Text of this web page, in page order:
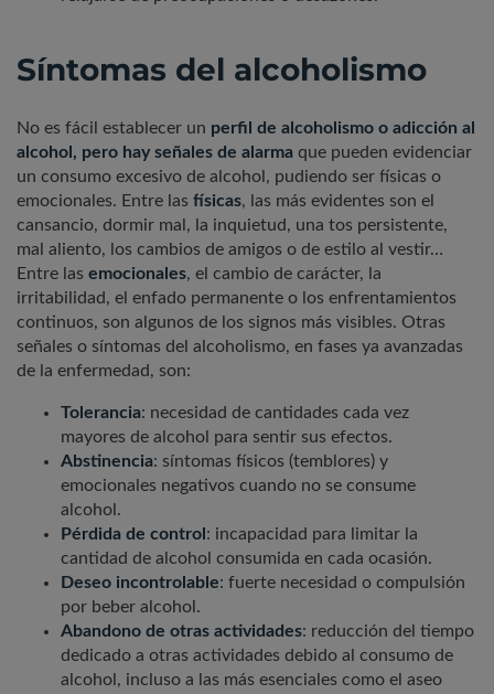
Síntomas del alcoholismo
No es fácil establecer un perfil de alcoholismo o adicción al
alcohol, pero hay señales de alarma que pueden evidenciar
un consumo excesivo de alcohol, pudiendo ser físicas o
emocionales. Entre las físicas, las más evidentes son el
cansancio, dormir mal, la inquietud, una tos persistente,
mal aliento, los cambios de amigos o de estilo al vestir…
Entre las emocionales, el cambio de carácter, la
irritabilidad, el enfado permanente o los enfrentamientos
continuos, son algunos de los signos más visibles. Otras
señales o síntomas del alcoholismo, en fases ya avanzadas
de la enfermedad, son:
Tolerancia: necesidad de cantidades cada vez
mayores de alcohol para sentir sus efectos.
Abstinencia: síntomas físicos (temblores) y
emocionales negativos cuando no se consume
alcohol.
Pérdida de control : incapacidad para limitar la
cantidad de alcohol consumida en cada ocasión.
Deseo incontrolable: fuerte necesidad o compulsión
por beber alcohol.
Abandono de otras actividades: reducción del tiempo
dedicado a otras actividades debido al consumo de
alcohol, incluso a las más esenciales como el aseo